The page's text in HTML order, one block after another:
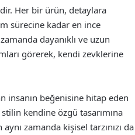
Her bir ürün, detaylara
sürecine kadar en ince
dayanıklı ve uzun
görerek, kendi zevklerine
insanın beğenisine hitap eden
kendine özgü tasarımına
zamanda kişisel tarzınızı da